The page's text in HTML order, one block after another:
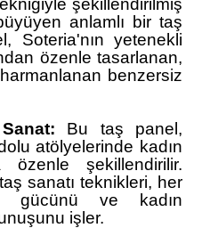
şekillendirilmiş
anlamlı bir taş
Soteria'nın yetenekli
özenle tasarlanan,
benzersiz
Bu taş panel,
atölyelerinde kadın
özenle şekillendirilir.
sanatı teknikleri, her
gücünü ve kadın
işler.